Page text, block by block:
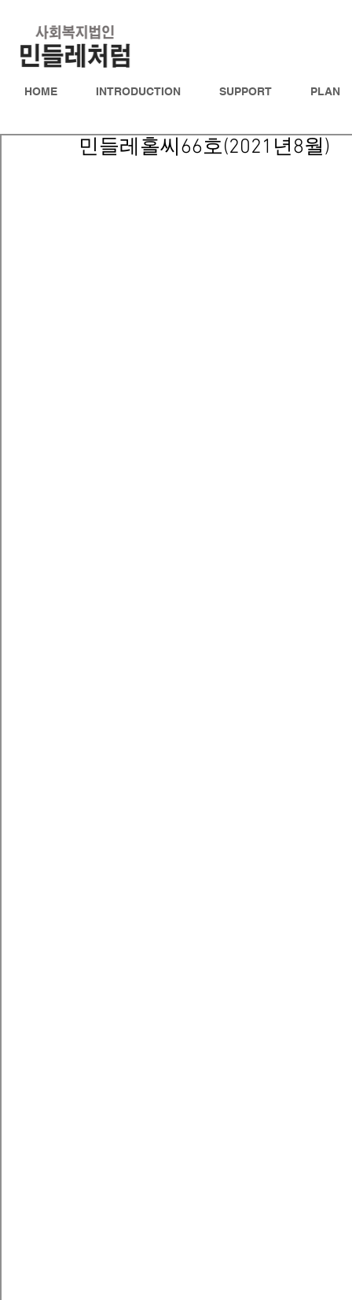
HOME INTRODUCTION SUPPORT PLAN
민들레홀씨66호(2021년8월)